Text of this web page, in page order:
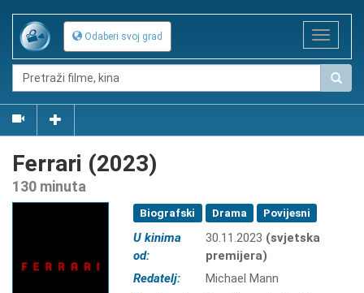
Toggle
Odaberi svoj grad
Ferrari (2023)
130 minuta
Biografski Drama Povijesni
U kinima
od:
30.11.2023 (svjetska
premijera)
Redatelj:
Michael Mann